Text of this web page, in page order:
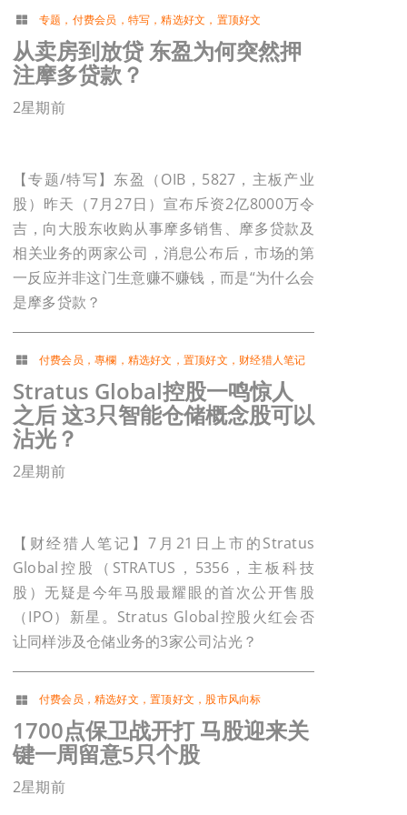
专题 ， 付费会员 ， 特写 ，精选好文 ， 置顶好文
从卖房到放贷 东盈为何突然押
注摩多贷款？
2星期前
【专题/特写】东盈（OIB，5827，主板产业
股）昨天（7月27日）宣布斥资2亿8000万令
吉，向大股东收购从事摩多销售、摩多贷款及
相关业务的两家公司，消息公布后，市场的第
一反应并非这门生意赚不赚钱，而是“为什么会
是摩多贷款？
付费会员 ，專欄 ， 精选好文 ， 置顶好文 ， 财经猎人笔记
Stratus Global控股一鸣惊人
之后 这3只智能仓储概念股可以
沾光？
2星期前
【财经猎人笔记】7月21日上市的Stratus
Global控股（STRATUS，5356，主板科技
股）无疑是今年马股最耀眼的首次公开售股
（IPO）新星。Stratus Global控股火红会否
让同样涉及仓储业务的3家公司沾光？
付费会员 ，精选好文 ，置顶好文 ， 股市风向标
1700点保卫战开打 马股迎来关
键一周留意5只个股
2星期前